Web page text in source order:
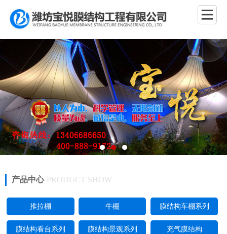
产品中心 PRODUCT SHOW
推拉棚 牛棚 膜结构车棚系列
膜结构看台系列 膜结构景观系列 充气膜结构